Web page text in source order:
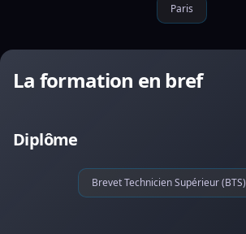
Paris
La formation en bref
Diplôme
Brevet Technicien Supérieur (BTS)